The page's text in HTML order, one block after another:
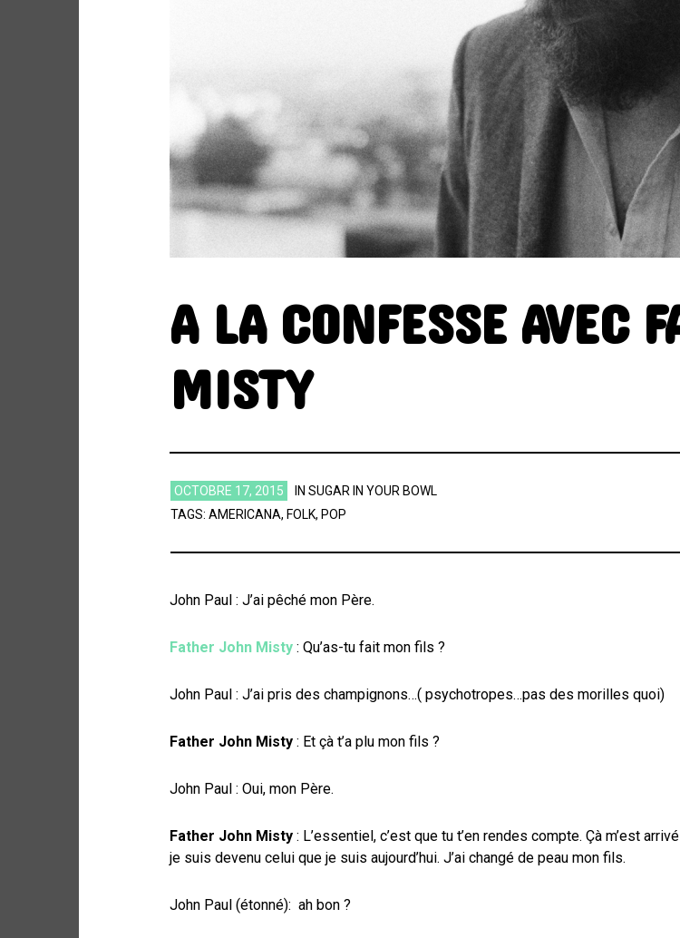
POP
ROCK
SONG OF
ARCHIVES
A LA CONFESSE AVEC
MISTY
OCTOBRE 17, 2015 IN SUGAR IN YOUR BOWL
TAGS: AMERICANA, FOLK, POP
John Paul : J’ai pêché mon Père.
Father John Misty : Qu’as-tu fait mon fils ?
John Paul : J’ai pris des champignons…( psychotropes…pas des morilles quoi)
Father John Misty : Et çà t’a plu mon fils ?
John Paul : Oui, mon Père.
Father John Misty : L’essentiel, c’est que tu t’en rendes compte. Çà m’est
je suis devenu celui que je suis aujourd’hui. J’ai changé de peau mon fils.
John Paul (étonné): ah bon ?